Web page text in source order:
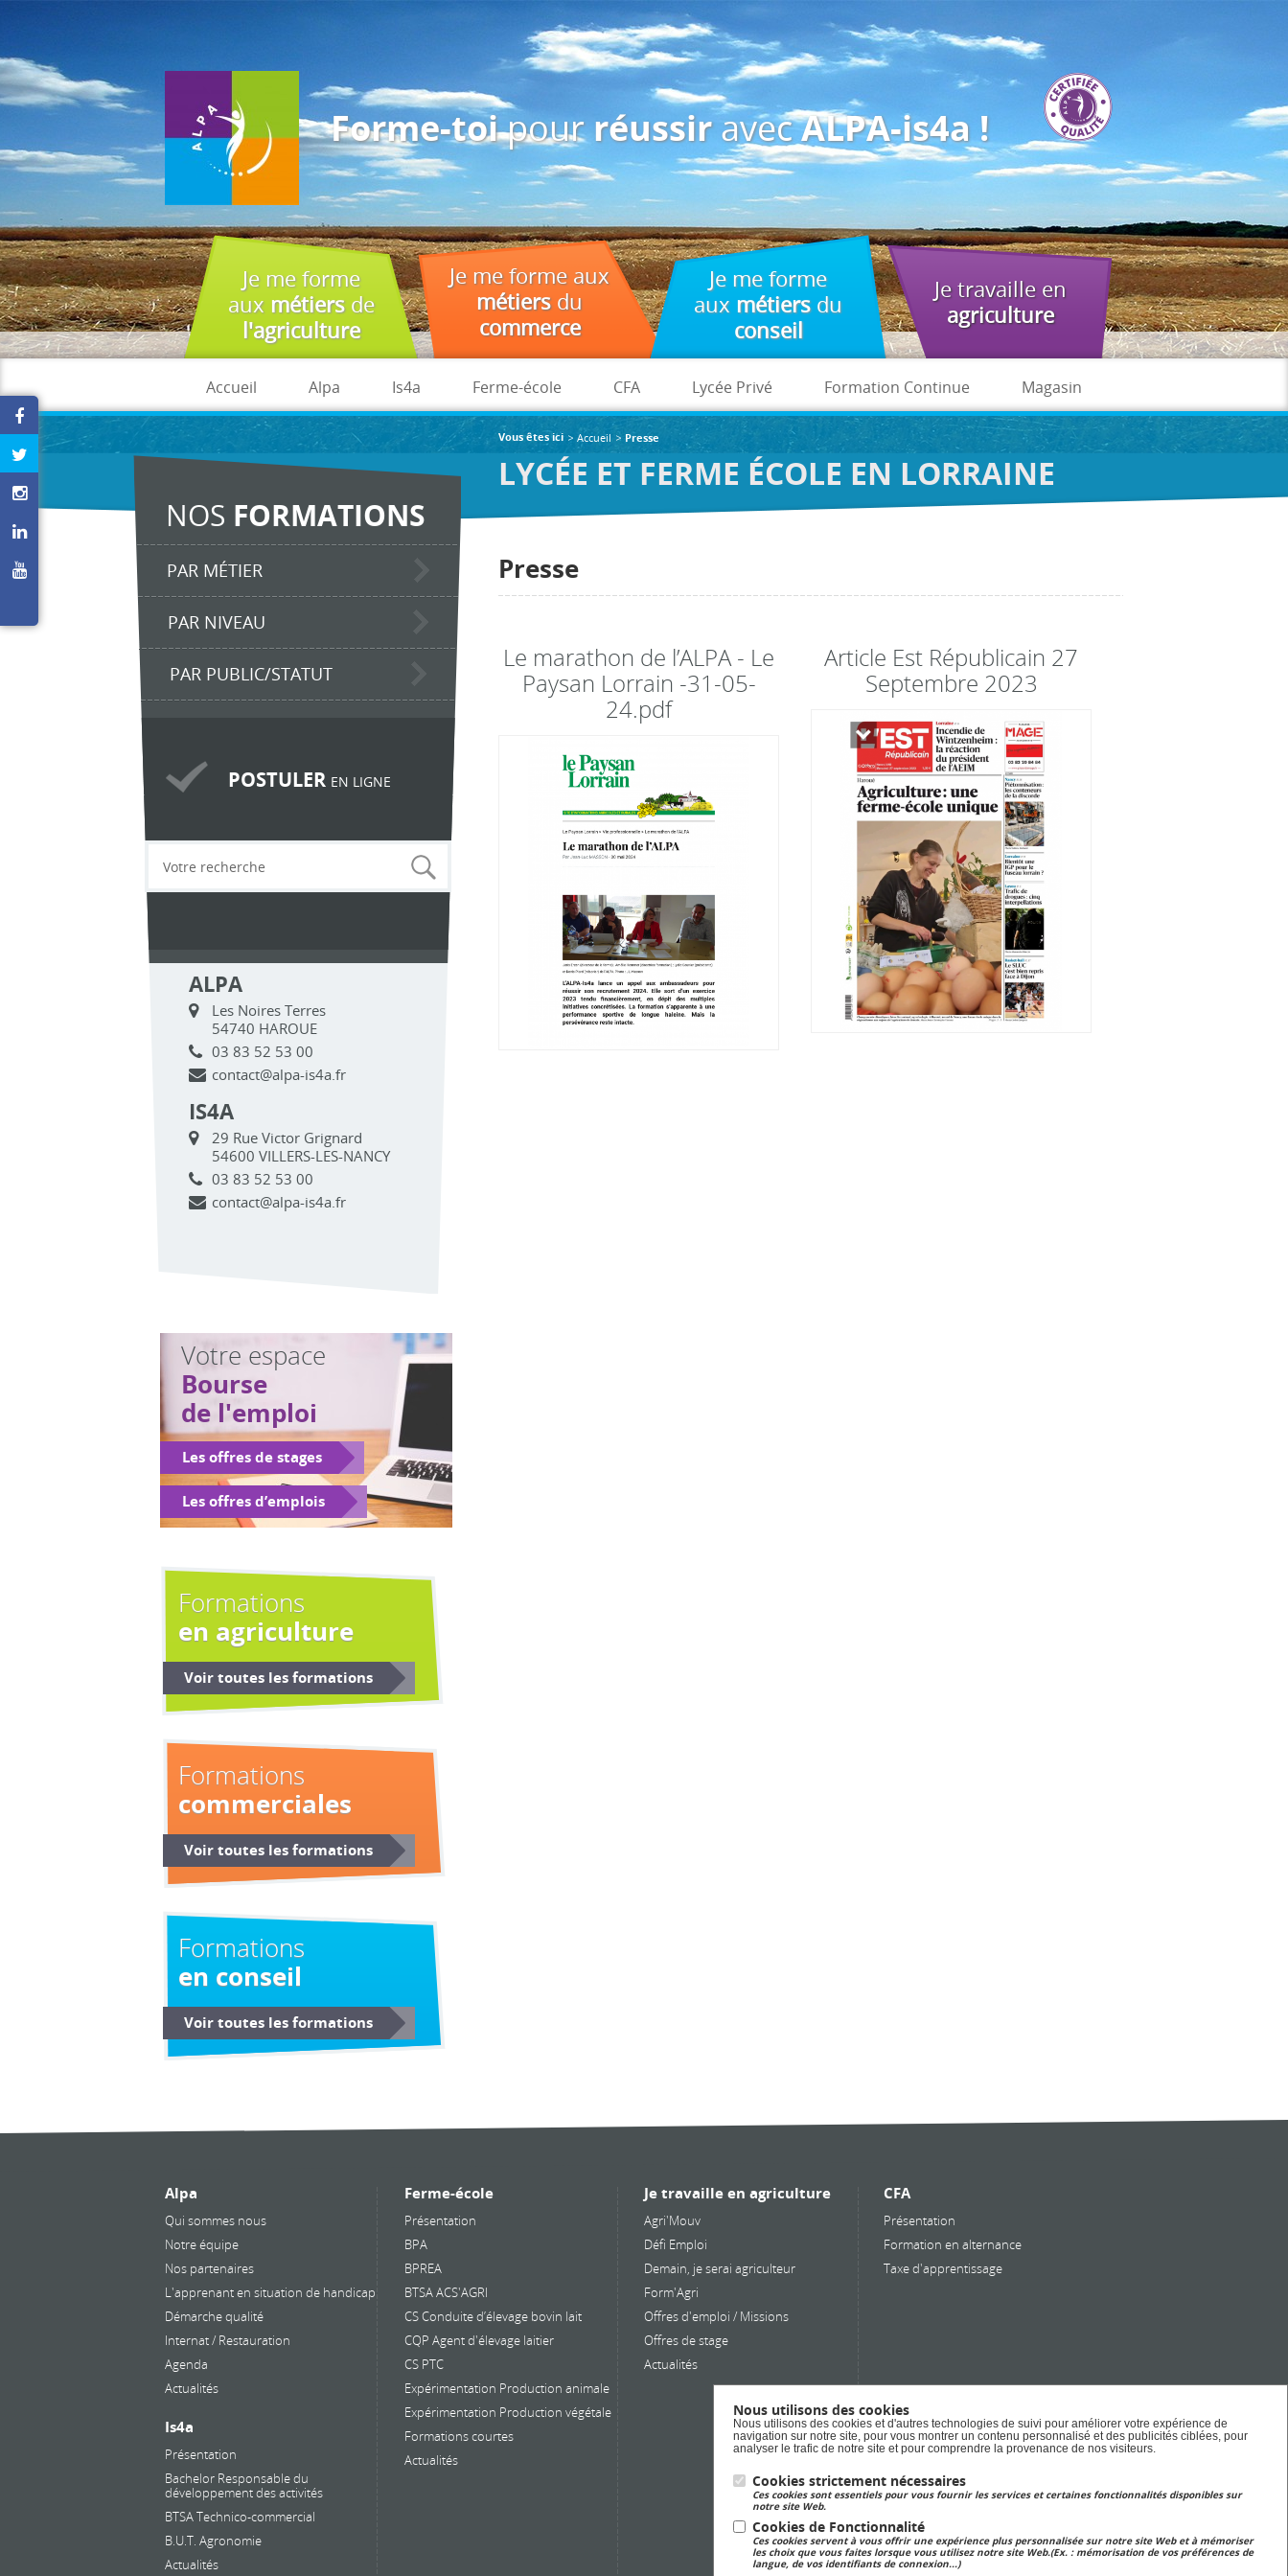
En utilisant ce site, vous acceptez que les cookies soient utilisés à des fins d'analyse, de pertinence et de publicité.
Forme-toipourréussiravecALPA-is4a !
Je me forme
aux métiersde
l'agriculture
Je me forme aux
métiersdu
commerce
Je me forme
aux métiersdu
conseil
Je travaille en
agriculture
Accueil Alpa Is4a Ferme-école CFA Lycée Privé Formation Continue Magasin
Vous êtes ici Accueil Presse
LYCÉE ET FERME ÉCOLE EN LORRAINE
NOS FORMATIONS
PAR MÉTIER
PAR NIVEAU
PAR PUBLIC/STATUT
POSTULER EN LIGNE
ALPA
Les Noires Terres
54740 HAROUE
03 83 52 53 00
contact@alpa-is4a.fr
IS4A
29 Rue Victor Grignard
54600 VILLERS-LES-NANCY
03 83 52 53 00
contact@alpa-is4a.fr
Votre espace
Bourse
de l'emploi
Les offres de stages
Les offres d’emplois
Formations
en agriculture
Voir toutes les formations
Formations
commerciales
Voir toutes les formations
Formations
en conseil
Voir toutes les formations
Presse
Le marathon de l’ALPA - Le
Paysan Lorrain -31-05-
24.pdf
Article Est Républicain 27
Septembre 2023
Alpa
Qui sommes nous
Notre équipe
Nos partenaires
L'apprenant en situation de handicap
Démarche qualité
Internat / Restauration
Agenda
Actualités
Is4a
Présentation
Bachelor Responsable du
développement des activités
BTSA Technico-commercial
B.U.T. Agronomie
Actualités
Ferme-école
Présentation
BPA
BPREA
BTSA ACS'AGRI
CS Conduite d’élevage bovin lait
CQP Agent d'élevage laitier
CS PTC
Expérimentation Production animale
Expérimentation Production végétale
Formations courtes
Actualités
Je travaille en agriculture
Agri'Mouv
Défi Emploi
Demain, je serai agriculteur
Form'Agri
Offres d'emploi / Missions
Offres de stage
Actualités
CFA
Présentation
Formation en alternance
Taxe d'apprentissage
Nous utilisons des cookies
Nous utilisons des cookies et d'autres technologies de suivi pour améliorer votre expérience de
navigation sur notre site, pour vous montrer un contenu personnalisé et des publicités ciblées, pour
analyser le trafic de notre site et pour comprendre la provenance de nos visiteurs.
Cookies strictement nécessaires
Ces cookies sont essentiels pour vous fournir les services et certaines fonctionnalités disponibles sur
notre site Web.
Cookies de Fonctionnalité
Ces cookies servent à vous offrir une expérience plus personnalisée sur notre site Web et à mémoriser
les choix que vous faites lorsque vous utilisez notre site Web.(Ex. : mémorisation de vos préférences de
langue, de vos identifiants de connexion...)